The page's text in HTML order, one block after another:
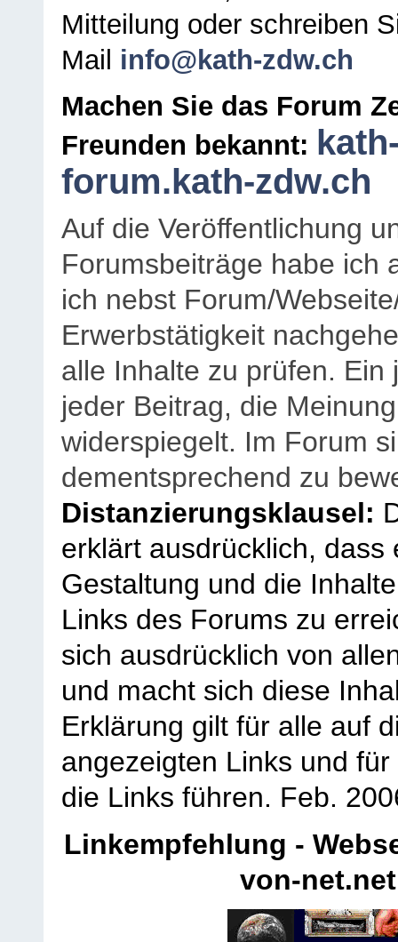
Mitteilung oder schreiben
Mail info@kath-zdw.ch
Machen Sie das Forum
Freunden bekannt:
forum.kath-zdw.ch
Auf die Veröffentlichung
Forumsbeiträge habe ich
ich nebst Forum/
Erwerbstätigkeit
alle Inhalte zu prüfen.
jeder Beitrag, die
widerspiegelt. Im Forum
dementsprechend zu
Distanzierungsklausel:
erklärt ausdrücklich,
Gestaltung und die
Links des Forums zu
sich ausdrücklich von
und macht sich diese
Erklärung gilt für alle auf
angezeigten Links und
die Links führen. Feb.
Linkempfehlung -
von-net.net